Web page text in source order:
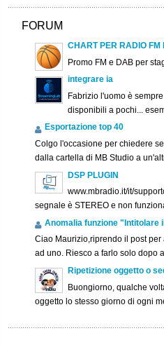
FORUM
CHART PER RADIO FM
Promo FM e DAB per
integrare ia
Fabrizio l'uomo è
disponibili a pochi...
Esportazione top 40
Colgo l'occasione per chiedere
dalla cartella di MB Studio a
DSP PLUGIN
www.mbradio.it/it/
segnale è STEREO e non
Anomalia funzione "Intitolare
Ciao Maurizio,riprendo il post
ad uno. Riesco a farlo solo dopo
Ripetizione oggetto o
Buongiorno, qualche
oggetto lo stesso giorno di ogni